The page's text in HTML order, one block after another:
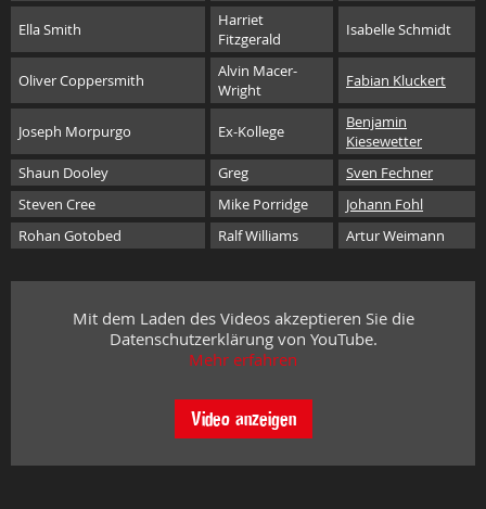
Ella Smith
Harriet
Fitzgerald
Isabelle Schmidt
Oliver Coppersmith
Alvin Macer-
Wright
Fabian Kluckert
Joseph Morpurgo Ex-Kollege
Benjamin
Kiesewetter
Shaun Dooley
Greg
Sven Fechner
Steven Cree
Mike Porridge
Johann Fohl
Rohan Gotobed
Ralf Williams Artur Weimann
Mit dem Laden des Videos akzeptieren Sie die
Datenschutzerklärung von YouTube.
Mehr erfahren
Video anzeigen